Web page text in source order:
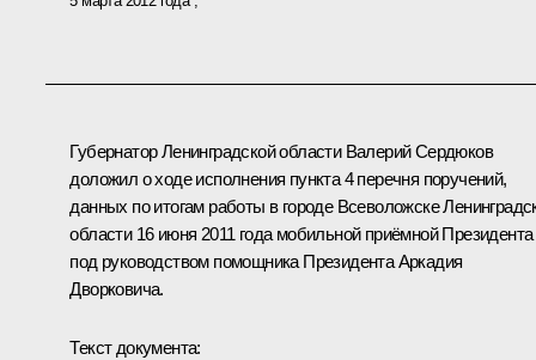
Губернатор Ленинградской области Валерий Сердюков
доложил о ходе исполнения пункта 4 перечня поручений,
данных по итогам работы в городе Всеволожске
области 16 июня 2011 года мобильной приёмной Президента
под руководством помощника ПрезидентаАркадия
Дворковича.
Текст документа: